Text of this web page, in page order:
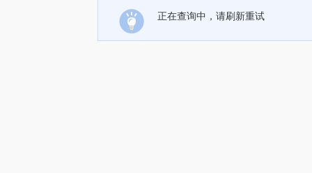
正在查询中，请刷新重试